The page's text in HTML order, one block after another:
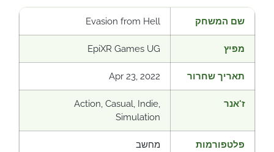
שם המשחק Evasion from Hell
מפיץ EpiXR Games UG
תאריך שחרור Apr 23, 2022
ז'אנר
Action, Casual, Indie,
Simulation
פלטפורמות
מחשב